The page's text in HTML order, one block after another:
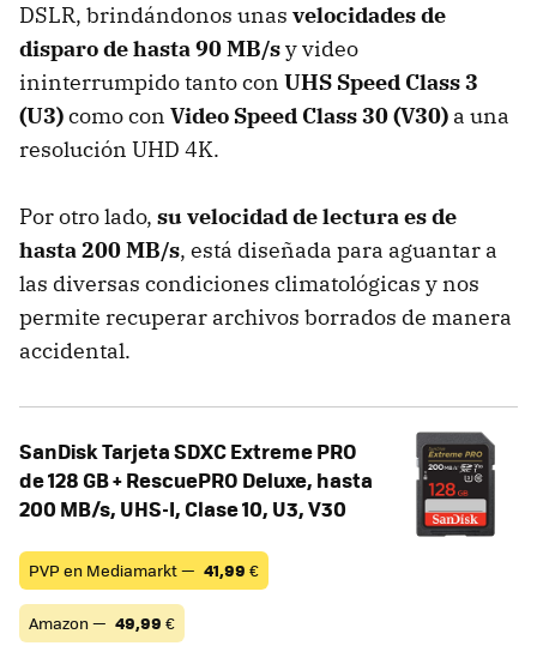
DSLR, brindándonos unas velocidades de
disparo de hasta 90 MB/sy video
ininterrumpido tanto con UHS Speed Class 3
(U3)como con Video Speed Class 30 (V30) a una
resolución UHD 4K.
Por otro lado, su velocidad de lectura es de
hasta200 MB/s, está diseñada para aguantar a
las diversas condiciones climatológicas y nos
permite recuperar archivos borrados de manera
accidental.
SanDisk Tarjeta SDXC Extreme PRO
de 128 GB + RescuePRO Deluxe, hasta
200 MB/s, UHS-I, Clase 10, U3, V30
PVP en Mediamarkt — 41,99 €
Amazon — 49,99 €